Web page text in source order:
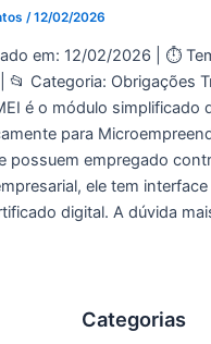
/12/02/2026
em: 12/02/2026 | ⏱️
📂 Categoria: Obrigações
é o módulo simplificado
para
possuem empregado
ele tem
digital. A dúvida
Categorias